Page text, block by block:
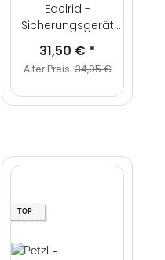
Edelrid -
Sicherungsgerät
"MICRO JUL"
31,50 € *
Alter Preis:34,95 €
TOP